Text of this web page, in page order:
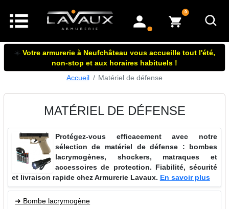
mon compte
0articles dans le panier
☀️ Votre armurerie à Neufchâteau vous accueille tout l'été,
non-stop et aux horaires habituels !
Accueil
Matériel de défense
MATÉRIEL DE DÉFENSE
Protégez-vous efficacement avec notre
sélection de matériel de défense : bombes
lacrymogènes, shockers, matraques et
accessoires de protection. Fiabilité, sécurité
et livraison rapide chez Armurerie Lavaux. En savoir plus
➜ Bombe lacrymogène